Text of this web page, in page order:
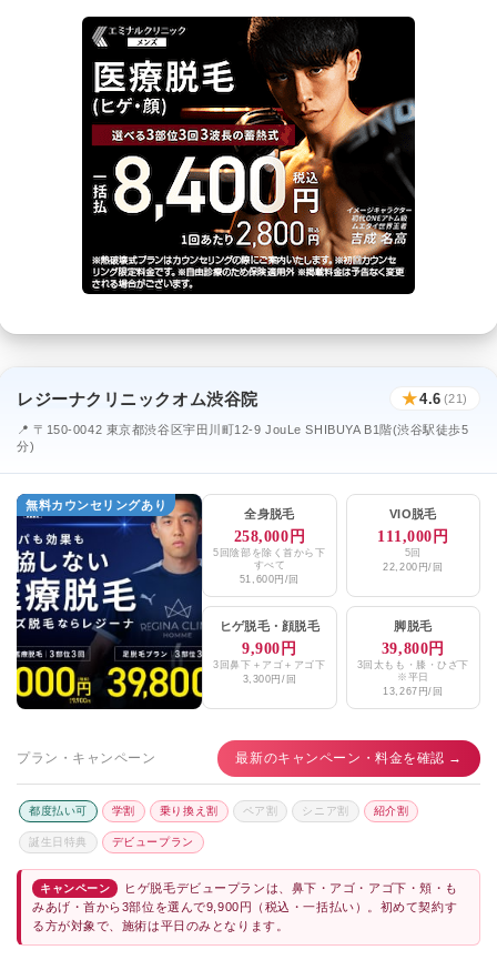
レジーナクリニックオム渋谷院 ★4.6 (21)
📍 〒150-0042 東京都渋谷区宇田川町12-9 JouLe SHIBUYA B1階(渋谷駅徒歩5
分)
無料カウンセリングあり
全身脱毛
258,000円
5回陰部を除く首から下
すべて
51,600円/回
VIO脱毛
111,000円
5回
22,200円/回
ヒゲ脱毛・ 顔脱毛
9,900円
3回鼻下＋アゴ＋アゴ下
3,300円/回
脚脱毛
39,800円
3回太もも・膝・ひざ下
※平日
13,267円/回
プラン・キャンペーン 最新のキャンペーン・料金を確認 →
都度払い可 学割 乗り換え割 ペア割 シニア割 紹介割
誕生日特典 デビュープラン
キャンペーン
ヒゲ脱毛デビュープランは、鼻下・アゴ・アゴ下・頬・も
みあげ・首から3部位を選んで9,900円（税込・一括払い）。初めて契約す
る方が対象で、施術は平日のみとなります。